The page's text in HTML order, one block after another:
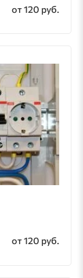
от 120 руб.
от 120 руб.